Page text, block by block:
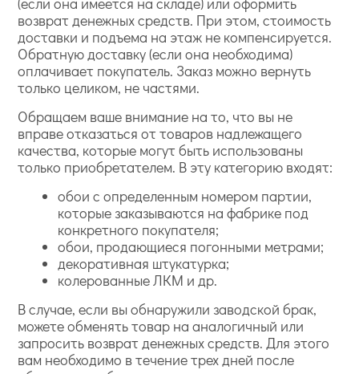
возврат денежных средств. При этом, стоимость
доставки и подъема на этаж не компенсируется.
Обратную доставку (если она необходима)
оплачивает покупатель. Заказ можно вернуть
только целиком, не частями.
Обращаем ваше внимание на то, что вы не
вправе отказаться от товаров надлежащего
качества, которые могут быть использованы
только приобретателем. В эту категорию входят:
обои с определенным номером партии,
которые заказываются на фабрике под
конкретного покупателя;
обои, продающиеся погонными метрами;
декоративная штукатурка;
колерованные ЛКМ и др.
В случае, если вы обнаружили заводской брак,
можете обменять товар на аналогичный или
запросить возврат денежных средств. Для этого
вам необходимо в течение трех дней после